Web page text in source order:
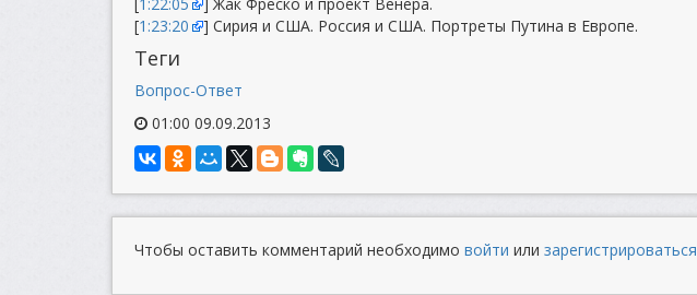
[1:23:20 ] Сирия и США. Россия и США. Портреты Путина в Европе.
Теги
Вопрос-Ответ
01:00 09.09.2013
Чтобы оставить комментарий необходимо войти или зарегистрироваться